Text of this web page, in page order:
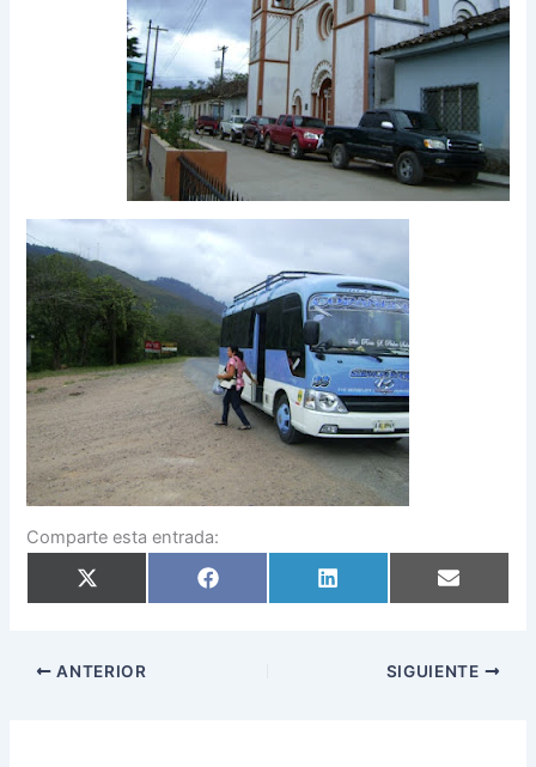
Comparte esta entrada:
Compartir
en
Compartir
en
Compartir
en
Compartir
en
ANTERIOR SIGUIENTE